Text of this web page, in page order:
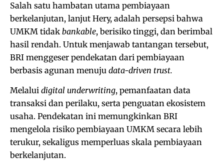
Salah satu hambatan utama pembiayaan
berkelanjutan, lanjut Hery, adalah persepsi bahwa
UMKM tidak bankable, berisiko tinggi, dan berimbal
hasil rendah. Untuk menjawab tantangan tersebut,
BRI menggeser pendekatan dari pembiayaan
berbasis agunan menuju data-driven trust.
Melalui digital underwriting, pemanfaatan data
transaksi dan perilaku, serta penguatan ekosistem
usaha. Pendekatan ini memungkinkan BRI
mengelola risiko pembiayaan UMKM secara lebih
terukur, sekaligus memperluas skala pembiayaan
berkelanjutan.